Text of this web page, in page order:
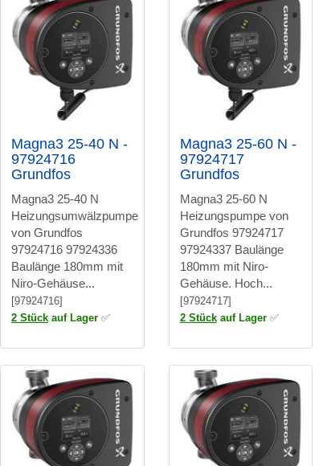
Magna3 25-40 N -
97924716
Grundfos
Magna3 25-40 N
Heizungsumwälzpumpe
von Grundfos
97924716 97924336
Baulänge 180mm mit
Niro-Gehäuse...
[97924716]
2 Stück auf Lager ✅
Magna3 25-60 N -
97924717
Grundfos
Magna3 25-60 N
Heizungspumpe von
Grundfos 97924717
97924337 Baulänge
180mm mit Niro-
Gehäuse. Hoch...
[97924717]
2 Stückauf Lager✅